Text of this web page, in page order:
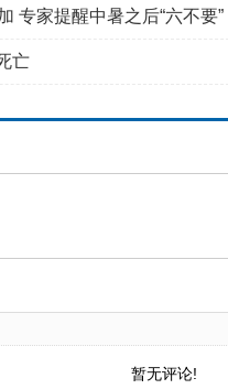
专家提醒中暑之后“六不要”
亡
暂无评论!